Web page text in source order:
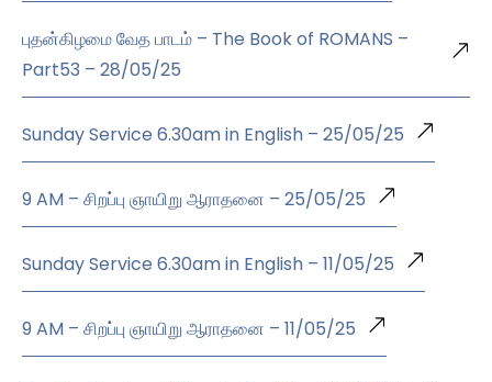
புதன்கிழமை வேத பாடம் – The Book of ROMANS –
Part53 – 28/05/25
Sunday Service 6.30am in English – 25/05/25
9 AM – சிறப்பு ஞாயிறு ஆராதனை – 25/05/25
Sunday Service 6.30am in English – 11/05/25
9 AM – சிறப்பு ஞாயிறு ஆராதனை – 11/05/25